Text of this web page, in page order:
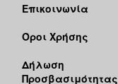
Επικοινωνία
Όροι Χρήσης
Δήλωση
Προσβασιμότητας